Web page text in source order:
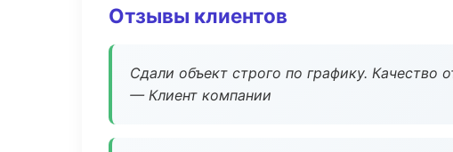
Отзывы клиентов
Сдали объект строго по графику. Качество
— Клиент компании